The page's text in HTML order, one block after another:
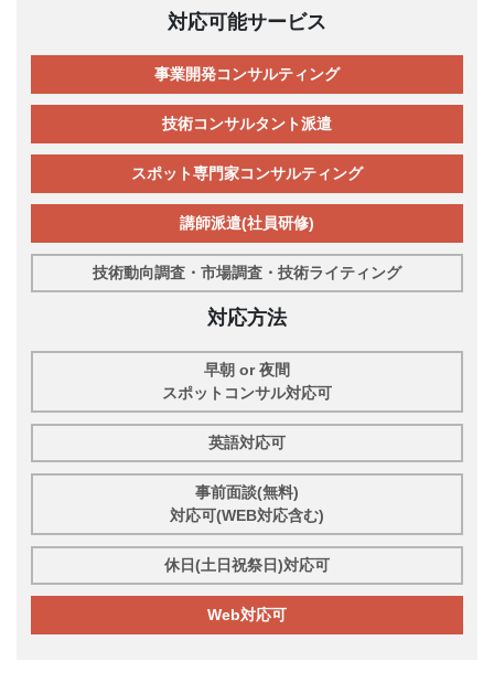
対応可能サービス
事業開発コンサルティング
技術コンサルタント派遣
スポット専門家コンサルティング
講師派遣(社員研修)
技術動向調査・市場調査・技術ライティング
対応方法
早朝 or 夜間
スポットコンサル対応可
英語対応可
事前面談(無料)
対応可(WEB対応含む)
休日(土日祝祭日)対応可
Web対応可